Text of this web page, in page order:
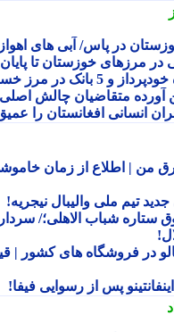
در پاس/ آبی های اهواز در
خوزستان تا پایان
متقاضیان چالش اصلی
انسانی افغانستان را عمیق
| اطلاع از زمان خاموشی
تیم ملی والیبال نیجریه!
شباب الاهلی؛/ سردار
فروشگاه های کشور |
پس از رسوایی فیفا!